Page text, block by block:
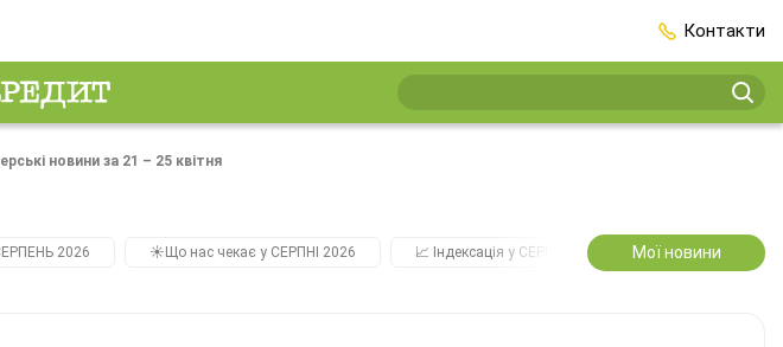
Контакти
новини за 21 – 25 квітня
2026 ☀️Що нас чекає у СЕРПНІ 2026 📈 Індексація у СЕРПНІ 2️⃣0️⃣2️⃣7️⃣ Усі ключові
Мої новини